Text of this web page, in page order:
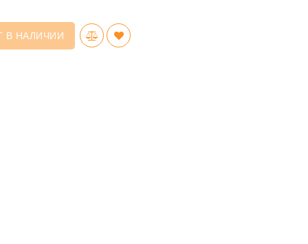
В НАЛИЧИИ